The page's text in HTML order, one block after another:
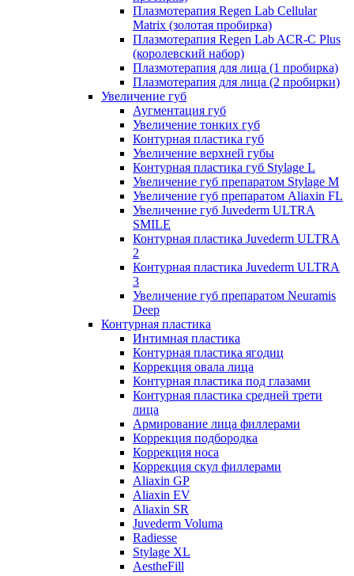
Плазмотерапия Regen Lab Cellular
Matrix (золотая пробирка)
Плазмотерапия Regen Lab ACR-C Plus
(королевский набор)
Плазмотерапия для лица (1 пробирка)
Плазмотерапия для лица (2 пробирки)
Увеличение губ
Аугментация губ
Увеличение тонких губ
Контурная пластика губ
Увеличение верхней губы
Контурная пластика губ Stylage L
Увеличение губ препаратом Stylage M
Увеличение губ препаратом Aliaxin FL
Увеличение губ Juvederm ULTRA
SMILE
Контурная пластика Juvederm ULTRA
2
Контурная пластика Juvederm ULTRA
3
Увеличение губ препаратом Neuramis
Deep
Контурная пластика
Интимная пластика
Контурная пластика ягодиц
Коррекция овала лица
Контурная пластика под глазами
Контурная пластика средней трети
лица
Армирование лица филлерами
Коррекция подбородка
Коррекция носа
Коррекция скул филлерами
Aliaxin GP
Aliaxin EV
Aliaxin SR
Juvederm Voluma
Radiesse
Stylage XL
AestheFill